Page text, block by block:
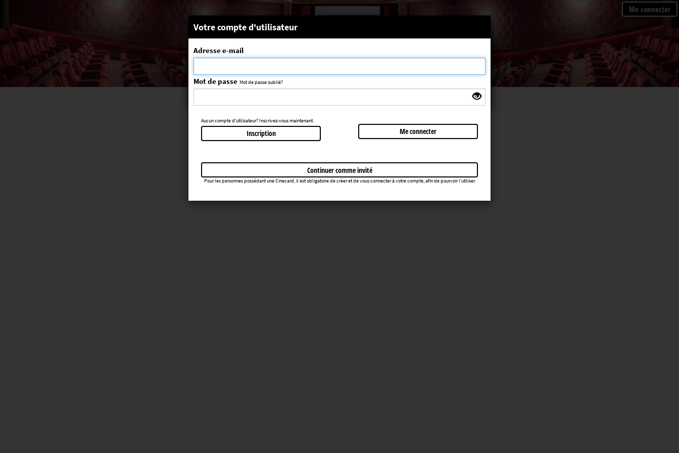
Me connecter
Message système
La séance choisie n'a pas été trouvée
Votre compte d'utilisateur
Adresse e-mail
Mot de passe Mot de passe oublié?
Aucun compte d'utilisateur? Inscrivez-vous maintenant.
Inscription Me connecter
Continuer comme invité
Pour les personnes possédant une Cinecard, il est obligatoire de créer et de vous connecter à votre compte, afin de pourvoir l’utiliser.